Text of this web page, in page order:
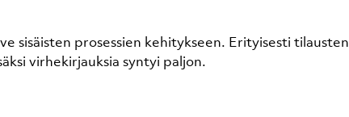
sisäisten prosessien kehitykseen. Erityisesti tilausten
virhekirjauksia syntyi paljon.